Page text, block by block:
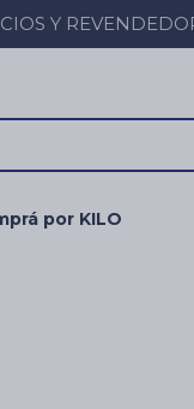
Y
por KILO